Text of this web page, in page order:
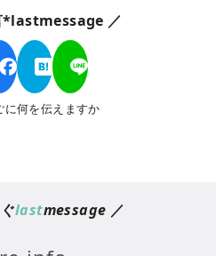
*lastmessage ／
に何を伝えますか
lastmessage ／